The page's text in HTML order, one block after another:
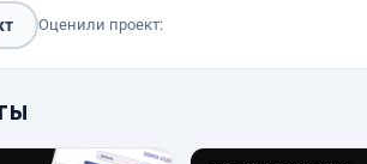
Оценили проект: